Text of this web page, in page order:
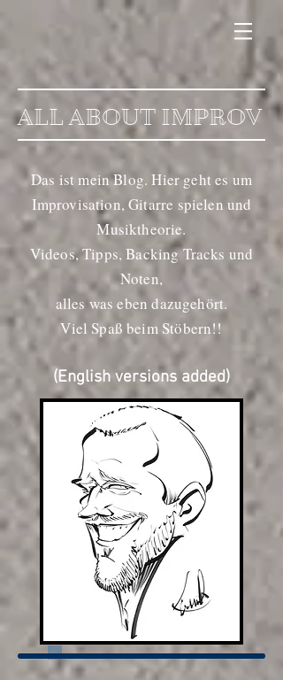
ALL ABOUT IMPROV
Das ist mein Blog. Hier geht es um
Improvisation, Gitarre spielen und
Musiktheorie.
Videos, Tipps, Backing Tracks und
Noten,
alles was eben dazugehört.
Viel Spaß beim Stöbern!!
(English versions added)